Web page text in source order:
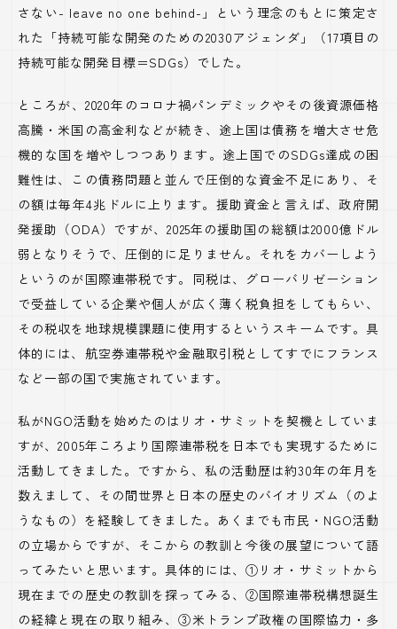
さない- leave no one behind-」という理念のもとに策定さ
れた「持続可能な開発のための2030アジェンダ」（17項目の
持続可能な開発目標＝SDGs）でした。
ところが、2020年のコロナ禍パンデミックやその後資源価格
高騰・米国の高金利などが続き、途上国は債務を増大させ危
機的な国を増やしつつあります。途上国でのSDGs達成の困
難性は、この債務問題と並んで圧倒的な資金不足にあり、そ
の額は毎年4兆ドルに上ります。援助資金と言えば、政府開
発援助（ODA）ですが、2025年の援助国の総額は2000億ドル
弱となりそうで、圧倒的に足りません。それをカバーしよう
というのが国際連帯税です。同税は、グローバリゼーション
で受益している企業や個人が広く薄く税負担をしてもらい、
その税収を地球規模課題に使用するというスキームです。具
体的には、航空券連帯税や金融取引税としてすでにフランス
など一部の国で実施されています。
私がNGO活動を始めたのはリオ・サミットを契機としていま
すが、2005年ころより国際連帯税を日本でも実現するために
活動してきました。ですから、私の活動歴は約30年の年月を
数えまして、その間世界と日本の歴史のバイオリズム（のよ
うなもの）を経験してきました。あくまでも市民・NGO活動
の立場からですが、そこからの教訓と今後の展望について語
ってみたいと思います。具体的には、①リオ・サミットから
現在までの歴史の教訓を探ってみる、②国際連帯税構想誕生
の経緯と現在の取り組み、③米トランプ政権の国際協力・多